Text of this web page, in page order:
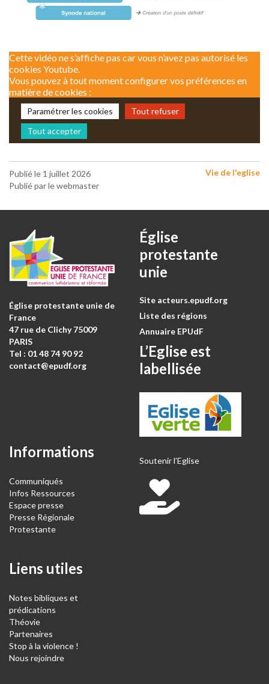
Cette vidéo ne s’affiche pas car vous n’avez pas autorisé les
cookies Youtube.
Vous pouvez à tout moment configurer vos préférences en
matière de cookies :
Paramétrer les cookies
Tout refuser
Tout accepter
Publié le 1 juillet 2026
Publié par le webmaster
Vie de l'eglise
Église protestante unie de
France
47 rue de Clichy 75009
PARIS
Tel : 01 48 74 90 92
contact@epudf.org
Église
protestante
unie
Site acteurs.epudf.org
Liste des régions
Annuaire EPUdF
L’Eglise est
labellisée
Informations
Communiqués
Infos Ressources
Espace presse
Presse Régionale
Protestante
Liens utiles
Notes bibliques et
prédications
Théovie
Partenaires
Stop à la violence !
Nous rejoindre
Soutenir l’Eglise